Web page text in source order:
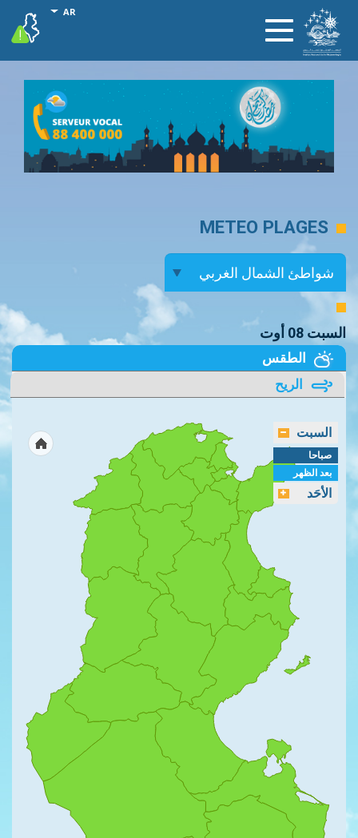
تجاوز
المحتوى
Toggle
navigation
AR
actions
vigilance
METEO PLAGES
السبت 08 أوت
الطقس
الريح
السبت
صباحا
بعد الظهر
الأحَد